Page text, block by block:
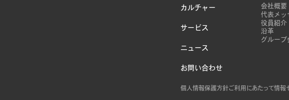
カルチャー
サービス
ニュース
お問い合わせ
会社概要
代表メッ
役員紹介
沿革
グループ
個人情報保護方針ご利用にあたって情報